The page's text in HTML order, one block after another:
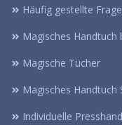
Häufig gestellte
Magisches Handtuch
Magische Tücher
Magisches Handtuch
Individuelle